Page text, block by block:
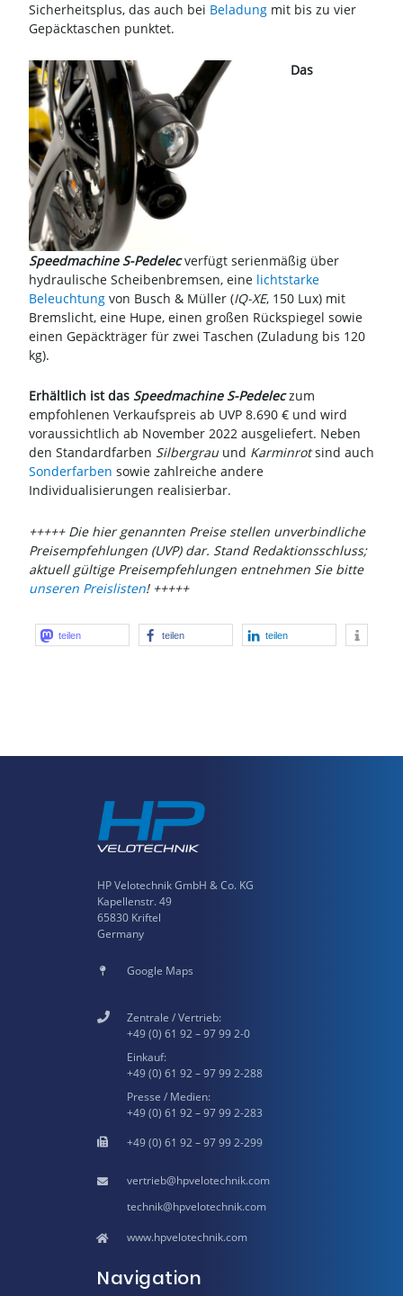
Sicherheitsplus, das auch bei Beladungmit bis zu vier
Gepäcktaschen punktet.
Das
Speedmachine S-Pedelecverfügt serienmäßig über
hydraulische Scheibenbremsen, eine lichtstarke
Beleuchtungvon Busch & Müller (IQ-XE, 150 Lux) mit
Bremslicht, eine Hupe, einen großen Rückspiegel sowie
einen Gepäckträger für zwei Taschen (Zuladung bis 120
kg).
Erhältlich ist das Speedmachine S-Pedeleczum
empfohlenen Verkaufspreis ab UVP 8.690 € und wird
voraussichtlich ab November 2022 ausgeliefert. Neben
den Standardfarben Silbergrauund Karminrotsind auch
Sonderfarben sowie zahlreiche andere
Individualisierungen realisierbar.
+++++ Die hier genannten Preise stellen unverbindliche
Preisempfehlungen (UVP) dar. Stand Redaktionsschluss;
aktuell gültige Preisempfehlungen entnehmen Sie bitte
unseren Preislisten! +++++
teilen teilen teilen
HP Velotechnik GmbH & Co. KG
Kapellenstr. 49
65830 Kriftel
Germany
Google Maps
Zentrale / Vertrieb:
+49 (0) 61 92 – 97 99 2-0
Einkauf:
+49 (0) 61 92 – 97 99 2-288
Presse / Medien:
+49 (0) 61 92 – 97 99 2-283
+49 (0) 61 92 – 97 99 2-299
hpvelotechnik.com
hpvelotechnik.com
www.hpvelotechnik.com
Navigation